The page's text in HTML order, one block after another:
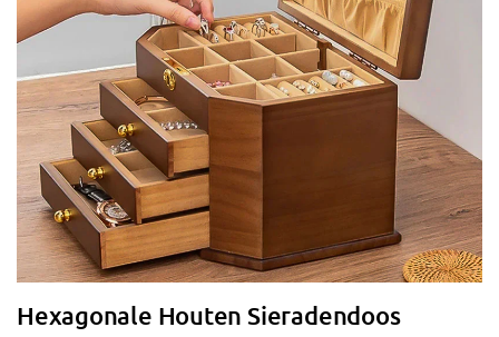
Hexagonale Houten Sieradendoos